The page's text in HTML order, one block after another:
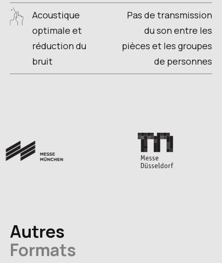
Acoustique
optimale et
réduction du
bruit
Pas de transmission
du son entre les
pièces et les groupes
de personnes
Autres
Formats